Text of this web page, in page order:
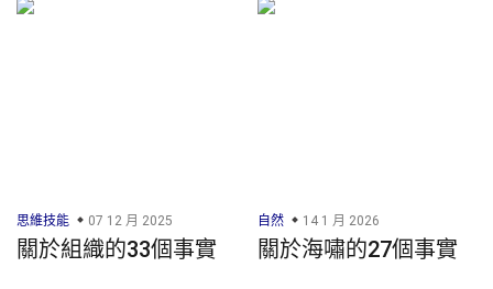
思維技能 07 12 月 2025
關於組織的33個事實
自然 14 1 月 2026
關於海嘯的27個事實